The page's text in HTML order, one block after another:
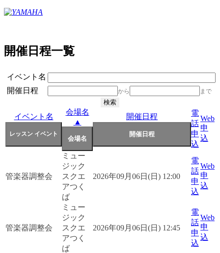
開催日程一覧
イベント名
開催日程
から まで
イベント名
会場名
▲
開催日程
電
話
申
込
Web
申
込
管楽器調整会
ミュー
ジック
スクエ
アつく
ば
2026年09月06日(日) 12:00
電
話
申
込
Web
申
込
管楽器調整会
ミュー
ジック
スクエ
アつく
ば
2026年09月06日(日) 12:45
電
話
申
込
Web
申
込